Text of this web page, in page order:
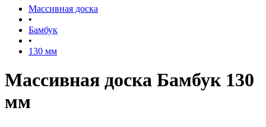
Массивная доска
•
Бамбук
•
130 мм
Массивная доска Бамбук 130
мм